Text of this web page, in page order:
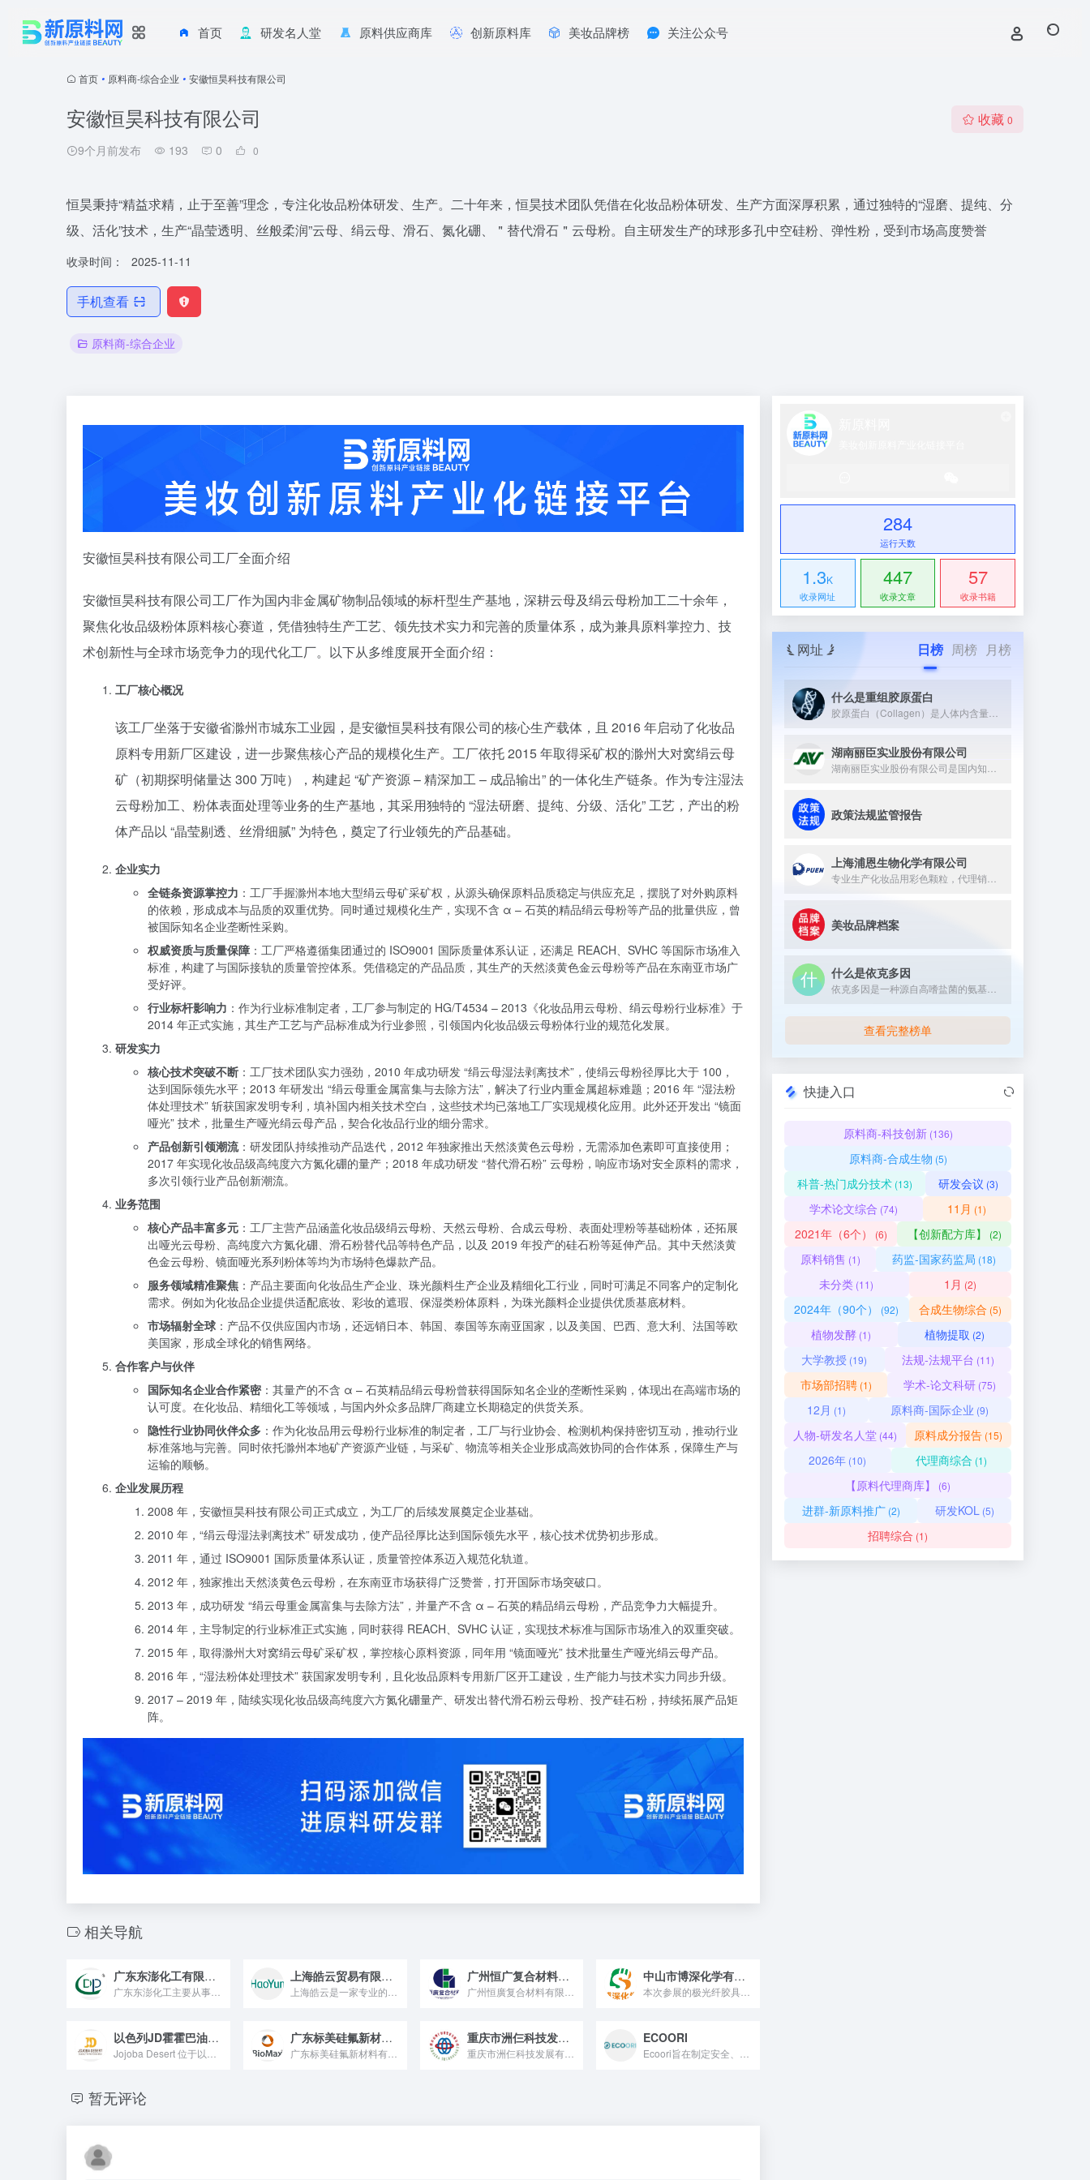
首页 研发名人堂 原料供应商库 创新原料库 美妆品牌榜 关注公众号
首页 • 原料商-综合企业 • 安徽恒昊科技有限公司
安徽恒昊科技有限公司
9个月前发布 193 0 0
收藏 0
恒昊秉持“精益求精，止于至善”理念，专注化妆品粉体研发、生产。二十年来，恒昊技术团队凭借在化妆品粉体研发、生产方面深厚积累，通过独特的“湿磨、提纯、分
级、活化”技术，生产“晶莹透明、丝般柔润”云母、绢云母、滑石、氮化硼、＂替代滑石＂云母粉。自主研发生产的球形多孔中空硅粉、弹性粉，受到市场高度赞誉
收录时间： 2025-11-11
手机查看
原料商-综合企业
安徽恒昊科技有限公司工厂全面介绍
安徽恒昊科技有限公司工厂作为国内非金属矿物制品领域的标杆型生产基地，深耕云母及绢云母粉加工二十余年，
聚焦化妆品级粉体原料核心赛道，凭借独特生产工艺、领先技术实力和完善的质量体系，成为兼具原料掌控力、技
术创新性与全球市场竞争力的现代化工厂。以下从多维度展开全面介绍：
工厂核心概况
该工厂坐落于安徽省滁州市城东工业园，是安徽恒昊科技有限公司的核心生产载体，且 2016 年启动了化妆品
原料专用新厂区建设，进一步聚焦核心产品的规模化生产。工厂依托 2015 年取得采矿权的滁州大对窝绢云母
矿（初期探明储量达 300 万吨），构建起 “矿产资源 – 精深加工 – 成品输出” 的一体化生产链条。作为专注湿法
云母粉加工、粉体表面处理等业务的生产基地，其采用独特的 “湿法研磨、提纯、分级、活化” 工艺，产出的粉
体产品以 “晶莹剔透、丝滑细腻” 为特色，奠定了行业领先的产品基础。
企业实力
全链条资源掌控力 ：工厂手握滁州本地大型绢云母矿采矿权，从源头确保原料品质稳定与供应充足，摆脱了对外购原料
的依赖，形成成本与品质的双重优势。同时通过规模化生产，实现不含 α – 石英的精品绢云母粉等产品的批量供应，曾
被国际知名企业垄断性采购。
权威资质与质量保障 ：工厂严格遵循集团通过的 ISO9001 国际质量体系认证，还满足 REACH、SVHC 等国际市场准入
标准，构建了与国际接轨的质量管控体系。凭借稳定的产品品质，其生产的天然淡黄色金云母粉等产品在东南亚市场广
受好评。
行业标杆影响力 ：作为行业标准制定者，工厂参与制定的 HG/T4534 – 2013《化妆品用云母粉、绢云母粉行业标准》于
2014 年正式实施，其生产工艺与产品标准成为行业参照，引领国内化妆品级云母粉体行业的规范化发展。
研发实力
核心技术突破不断 ：工厂技术团队实力强劲，2010 年成功研发 “绢云母湿法剥离技术”，使绢云母粉径厚比大于 100，
达到国际领先水平；2013 年研发出 “绢云母重金属富集与去除方法”，解决了行业内重金属超标难题；2016 年 “湿法粉
体处理技术” 斩获国家发明专利，填补国内相关技术空白，这些技术均已落地工厂实现规模化应用。此外还开发出 “镜面
哑光” 技术，批量生产哑光绢云母产品，契合化妆品行业的细分需求。
产品创新引领潮流：研发团队持续推动产品迭代，2012 年独家推出天然淡黄色云母粉，无需添加色素即可直接使用；
2017 年实现化妆品级高纯度六方氮化硼的量产；2018 年成功研发 “替代滑石粉” 云母粉，响应市场对安全原料的需求，
多次引领行业产品创新潮流。
业务范围
核心产品丰富多元 ：工厂主营产品涵盖化妆品级绢云母粉、天然云母粉、合成云母粉、表面处理粉等基础粉体，还拓展
出哑光云母粉、高纯度六方氮化硼、滑石粉替代品等特色产品，以及 2019 年投产的硅石粉等延伸产品。其中天然淡黄
色金云母粉、镜面哑光系列粉体等均为市场特色爆款产品。
服务领域精准聚焦 ：产品主要面向化妆品生产企业、珠光颜料生产企业及精细化工行业，同时可满足不同客户的定制化
需求。例如为化妆品企业提供适配底妆、彩妆的遮瑕、保湿类粉体原料，为珠光颜料企业提供优质基底材料。
市场辐射全球 ：产品不仅供应国内市场，还远销日本、韩国、泰国等东南亚国家，以及美国、巴西、意大利、法国等欧
美国家，形成全球化的销售网络。
合作客户与伙伴
国际知名企业合作紧密 ：其量产的不含 α – 石英精品绢云母粉曾获得国际知名企业的垄断性采购，体现出在高端市场的
认可度。在化妆品、精细化工等领域，与国内外众多品牌厂商建立长期稳定的供货关系。
隐性行业协同伙伴众多 ：作为化妆品用云母粉行业标准的制定者，工厂与行业协会、检测机构保持密切互动，推动行业
标准落地与完善。同时依托滁州本地矿产资源产业链，与采矿、物流等相关企业形成高效协同的合作体系，保障生产与
运输的顺畅。
企业发展历程
2008 年，安徽恒昊科技有限公司正式成立，为工厂的后续发展奠定企业基础。
2010 年，“绢云母湿法剥离技术” 研发成功，使产品径厚比达到国际领先水平，核心技术优势初步形成。
2011 年，通过 ISO9001 国际质量体系认证，质量管控体系迈入规范化轨道。
2012 年，独家推出天然淡黄色云母粉，在东南亚市场获得广泛赞誉，打开国际市场突破口。
2013 年，成功研发 “绢云母重金属富集与去除方法”，并量产不含 α – 石英的精品绢云母粉，产品竞争力大幅提升。
2014 年，主导制定的行业标准正式实施，同时获得 REACH、SVHC 认证，实现技术标准与国际市场准入的双重突破。
2015 年，取得滁州大对窝绢云母矿采矿权，掌控核心原料资源，同年用 “镜面哑光” 技术批量生产哑光绢云母产品。
2016 年，“湿法粉体处理技术” 获国家发明专利，且化妆品原料专用新厂区开工建设，生产能力与技术实力同步升级。
2017 – 2019 年，陆续实现化妆品级高纯度六方氮化硼量产、研发出替代滑石粉云母粉、投产硅石粉，持续拓展产品矩
阵。
相关导航
广东东澎化工有限公司
广东东澎化工主要从事个人护理、口腔护理、家居护理、养生私密...
上海皓云贸易有限公司
上海皓云是一家专业的化妆品原料供应服务商，我们旨在为中国大陆...
广州恒广复合材料有限公司
广州恒廣复合材料有限公司是一家集科研、生产和贸易于一体的高新...
中山市博深化学有限公司
本次参展的极光纤胶具有三维网络结构，相对分子质量和直径较小...
以色列JD霍霍巴油中国代表处—–广州依沙氏生物科技有限公司
Jojoba Desert 位于以色列内格夫沙漠，是世界上领...
广东标美硅氟新材料有限公司
广东标美硅氟新材料有限公司创立于1993年，是国家高新技术企业和国家级专精特新“小巨人”企业,专业从事有机硅、有机氟高分子材料及精细化学品的研发、应用、生产和技术服务。 Cosmethicone® 个人护理品为客户提供有机硅弹性体凝胶、有机硅树脂、有机硅微粉、有机硅乳液、化妆品级硅蜡等个人护理品系列产品。
重庆市洲仨科技发展有限公司
重庆市洲仨科技发展有限公司 洲仨科技联合重科院、重庆生物所...
ECOORI
Ecoori旨在制定安全、可持续的解决方案，推动您的业务创新...
暂无评论
284
运行天数
1.3K
收录网址
447
收录文章
57
收录书籍
网址 日榜 周榜 月榜
什么是重组胶原蛋白
湖南丽臣实业股份有限公司
政策法规监管报告
上海浦恩生物化学有限公司
美妆品牌档案
什么是依克多因
查看完整榜单
快捷入口
原料商-科技创新(136)
原料商-合成生物 (5)
科普-热门成分技术 (13) 研发会议 (3)
学术论文综合 (74) 11月 (1)
2021年（6个） (6) 【创新配方库】 (2)
原料销售 (1) 药监-国家药监局 (18)
未分类 (11) 1月 (2)
2024年（90个） (92) 合成生物综合 (5)
植物发酵 (1) 植物提取 (2)
大学教授 (19) 法规-法规平台 (11)
市场部招聘(1) 学术-论文科研(75)
12月 (1) 原料商-国际企业 (9)
人物-研发名人堂(44) 原料成分报告 (15)
2026年 (10) 代理商综合 (1)
【原料代理商库】 (6)
进群-新原料推广(2) 研发KOL (5)
招聘综合 (1)